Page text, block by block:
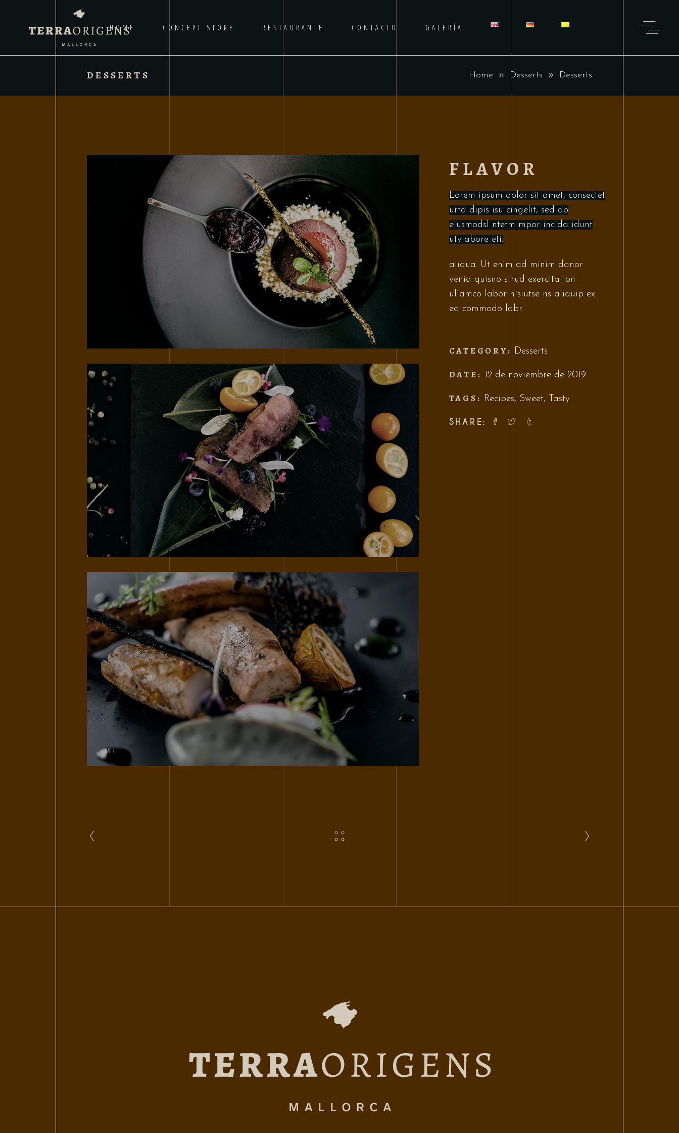
HOME CONCEPT STORE RESTAURANTE CONTACTO GALERÍA
DESSERTS Home Desserts Desserts
FLAVOR
Lorem ipsum dolor sit amet, consectet
urta dipis isu cingelit, sed do
eiusmodsl ntetm mpor incida idunt
utvlabore eti.
aliqua. Ut enim ad minim danor
venia quisno strud exercitation
ullamco labor nisiutse ns aliquip ex
ea commodo labr.
CATEGORY: Desserts
DATE: 12 de noviembre de 2019
TAGS: Recipes, Sweet, Tasty
SHARE: